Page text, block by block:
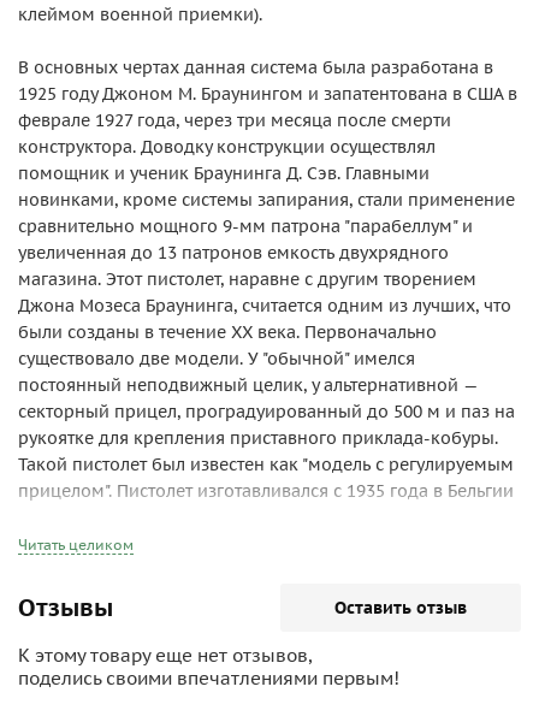
клеймом военной приемки).
В основных чертах данная система была разработана в
1925 году Джоном М. Браунингом и запатентована в США в
феврале 1927 года, через три месяца после смерти
конструктора. Доводку конструкции осуществлял
помощник и ученик Браунинга Д. Сэв. Главными
новинками, кроме системы запирания, стали применение
сравнительно мощного 9-мм патрона "парабеллум" и
увеличенная до 13 патронов емкость двухрядного
магазина. Этот пистолет, наравне с другим творением
Джона Мозеса Браунинга, считается одним из лучших, что
были созданы в течение XX века. Первоначально
существовало две модели. У "обычной" имелся
постоянный неподвижный целик, у альтернативной —
секторный прицел, проградуированный до 500 м и паз на
рукоятке для крепления приставного приклада-кобуры.
Такой пистолет был известен как "модель с регулируемым
прицелом". Пистолет изготавливался с 1935 года в Бельгии
под официальным обозначением Р-35 (GP — "Гран
Голландии, Литве и Румынии, закупался Эстонией,
Латвией, Китаем, Перу. Во время Второй мировой войны
пистолет производился в Льеже для немецких войск СС
(под индексом "pistole 640 (b)"), а с 1942 года выпускался
Читать целиком
Отзывы Оставить отзыв
К этому товару еще нет отзывов,
поделись своими впечатлениями первым!